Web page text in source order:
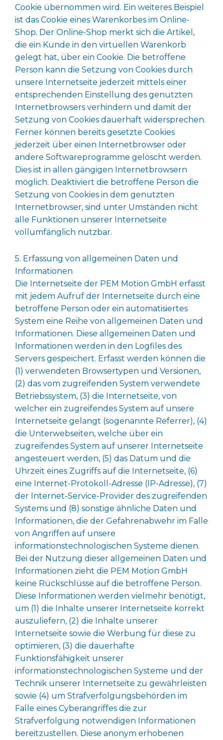
Cookie übernommen wird. Ein weiteres Beispiel
ist das Cookie eines Warenkorbes im Online-
Shop. Der Online-Shop merkt sich die Artikel,
die ein Kunde in den virtuellen Warenkorb
gelegt hat, über ein Cookie. Die betroffene
Person kann die Setzung von Cookies durch
unsere Internetseite jederzeit mittels einer
entsprechenden Einstellung des genutzten
Internetbrowsers verhindern und damit der
Setzung von Cookies dauerhaft widersprechen.
Ferner können bereits gesetzte Cookies
jederzeit über einen Internetbrowser oder
andere Softwareprogramme gelöscht werden.
Dies ist in allen gängigen Internetbrowsern
möglich. Deaktiviert die betroffene Person die
Setzung von Cookies in dem genutzten
Internetbrowser, sind unter Umständen nicht
alle Funktionen unserer Internetseite
vollumfänglich nutzbar.
5. Erfassung von allgemeinen Daten und
Informationen
Die Internetseite der PEM Motion GmbH erfasst
mit jedem Aufruf der Internetseite durch eine
betroffene Person oder ein automatisiertes
System eine Reihe von allgemeinen Daten und
Informationen. Diese allgemeinen Daten und
Informationen werden in den Logfiles des
Servers gespeichert. Erfasst werden können die
(1) verwendeten Browsertypen und Versionen,
(2) das vom zugreifenden System verwendete
Betriebssystem, (3) die Internetseite, von
welcher ein zugreifendes System auf unsere
Internetseite gelangt (sogenannte Referrer), (4)
die Unterwebseiten, welche über ein
zugreifendes System auf unserer Internetseite
angesteuert werden, (5) das Datum und die
Uhrzeit eines Zugriffs auf die Internetseite, (6)
eine Internet-Protokoll-Adresse (IP-Adresse), (7)
der Internet-Service-Provider des zugreifenden
Systems und (8) sonstige ähnliche Daten und
Informationen, die der Gefahrenabwehr im Falle
von Angriffen auf unsere
informationstechnologischen Systeme dienen.
Bei der Nutzung dieser allgemeinen Daten und
Informationen zieht die PEM Motion GmbH
keine Rückschlüsse auf die betroffene Person.
Diese Informationen werden vielmehr benötigt,
um (1) die Inhalte unserer Internetseite korrekt
auszuliefern, (2) die Inhalte unserer
Internetseite sowie die Werbung für diese zu
optimieren, (3) die dauerhafte
Funktionsfähigkeit unserer
informationstechnologischen Systeme und der
Technik unserer Internetseite zu gewährleisten
sowie (4) um Strafverfolgungsbehörden im
Falle eines Cyberangriffes die zur
Strafverfolgung notwendigen Informationen
bereitzustellen. Diese anonym erhobenen